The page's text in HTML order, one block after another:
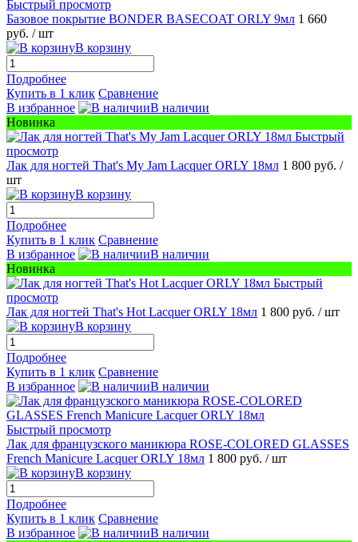
Быстрый просмотр
Базовое покрытие BONDER BASECOAT ORLY 9мл 1 660
руб. / шт
В корзину
Подробнее
Купить в 1 клик Сравнение
В избранное
В наличии
Новинка
Быстрый
просмотр
Лак для ногтей That's My Jam Lacquer ORLY 18мл 1 800 руб. /
шт
В корзину
Подробнее
Купить в 1 клик Сравнение
В избранное
В наличии
Новинка
Быстрый
просмотр
Лак для ногтей That's Hot Lacquer ORLY 18мл 1 800 руб. / шт
В корзину
Подробнее
Купить в 1 клик Сравнение
В избранное
В наличии
Быстрый просмотр
Лак для французского маникюра ROSE-COLORED GLASSES
French Manicure Lacquer ORLY 18мл 1 800 руб. / шт
В корзину
Подробнее
Купить в 1 клик Сравнение
В избранное
В наличии